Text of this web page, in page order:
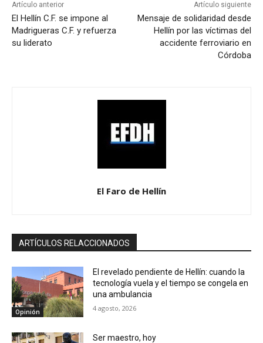
Artículo anterior
El Hellín C.F. se impone al
Madrigueras C.F. y refuerza
su liderato
Artículo siguiente
Mensaje de solidaridad desde
Hellín por las víctimas del
accidente ferroviario en
Córdoba
El Faro de Hellín
ARTÍCULOS RELACCIONADOS
Opinión
El revelado pendiente de Hellín: cuando la
tecnología vuela y el tiempo se congela en
una ambulancia
4 agosto, 2026
Ser maestro, hoy